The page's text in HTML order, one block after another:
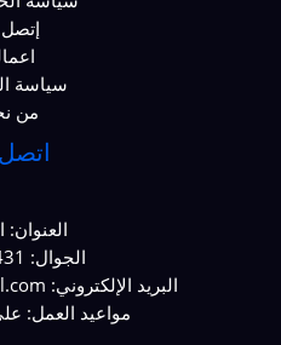
إتصل
سياسة
من
اتصل
العنوان:
الجوال: 69993431
البريد الإلكتروني: najaralkawit@gmail.com
مواعيد العمل: